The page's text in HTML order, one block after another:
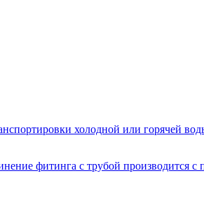
холодной или горячей
фитинга с трубой производится